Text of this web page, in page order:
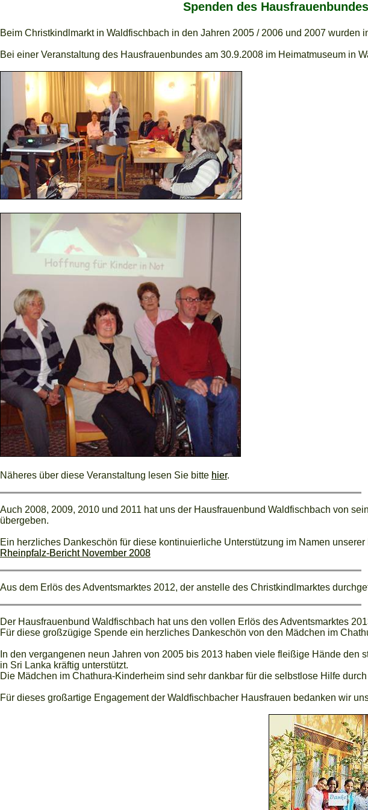
Spenden des
Beim Christkindlmarkt in Waldfischbach in den Jahren 2005 / 2006 und 2007
Bei einer Veranstaltung des Hausfrauenbundes am 30.9.2008 im Heimatmuseum in
Näheres über diese Veranstaltung lesen Sie bitte hier.
Auch 2008, 2009, 2010 und 2011 hat uns der Hausfrauenbund Waldfischbach von
übergeben.
Ein herzliches Dankeschön für diese kontinuierliche Unterstützung im Namen
Rheinpfalz-Bericht November 2008
Aus dem Erlös des Adventsmarktes 2012, der anstelle des Christkindlmarktes
Der Hausfrauenbund Waldfischbach hat uns den vollen Erlös des Adventsmarktes
Für diese großzügige Spende ein herzliches Dankeschön von den Mädchen im
In den vergangenen neun Jahren von 2005 bis 2013 haben viele fleißige Hände
in Sri Lanka kräftig unterstützt.
Die Mädchen im Chathura-Kinderheim sind sehr dankbar für die selbstlose Hilfe
Für dieses großartige Engagement der Waldfischbacher Hausfrauen bedanken wir